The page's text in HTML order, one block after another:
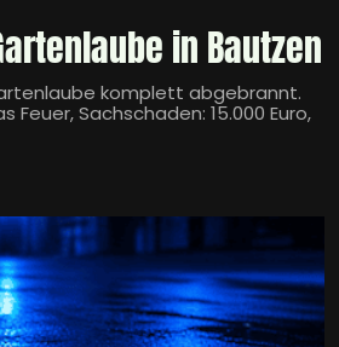
in Bautzen
komplett abgebrannt.
Feuer, Sachschaden: 15.000 Euro,